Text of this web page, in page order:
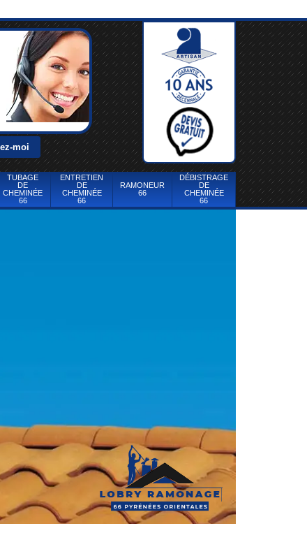
TUBAGE
DE
CHEMINÉE
66
ENTRETIEN
DE
CHEMINÉE
66
RAMONEUR
66
DÉBISTRAGE
DE
CHEMINÉE
66